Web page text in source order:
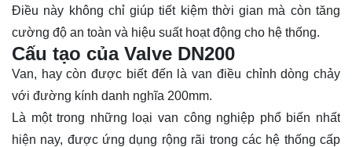
Điều này không chỉ giúp tiết kiệm thời gian mà còn tăng
cường độ an toàn và hiệu suất hoạt động cho hệ thống.
Cấu tạo của Valve DN200
Van, hay còn được biết đến là van điều chỉnh dòng chảy
với đường kính danh nghĩa 200mm.
Là một trong những loại van công nghiệp phổ biến nhất
hiện nay, được ứng dụng rộng rãi trong các hệ thống cấp